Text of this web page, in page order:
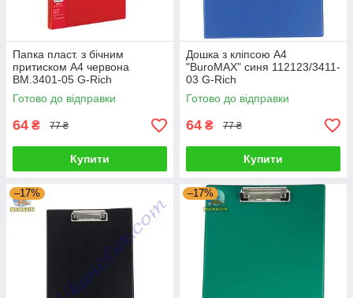
Папка пласт. з бічним
притиском А4 червона
BM.3401-05 G-Rich
Готово до відправки
64 ₴ 77 ₴
Купити
Дошка з кліпсою А4
"BuroMAX" синя 112123/3411-
03 G-Rich
Готово до відправки
64 ₴ 77 ₴
Купити
–17% –17%